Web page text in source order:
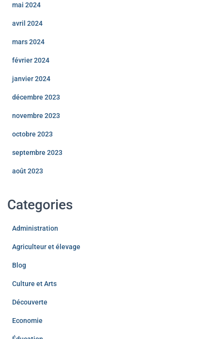
mai 2024
avril 2024
mars 2024
février 2024
janvier 2024
décembre 2023
novembre 2023
octobre 2023
septembre 2023
août 2023
Categories
Administration
Agriculteur et élevage
Blog
Culture et Arts
Découverte
Economie